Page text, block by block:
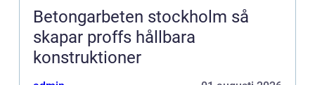
Betongarbeten stockholm så
skapar proffs hållbara
konstruktioner